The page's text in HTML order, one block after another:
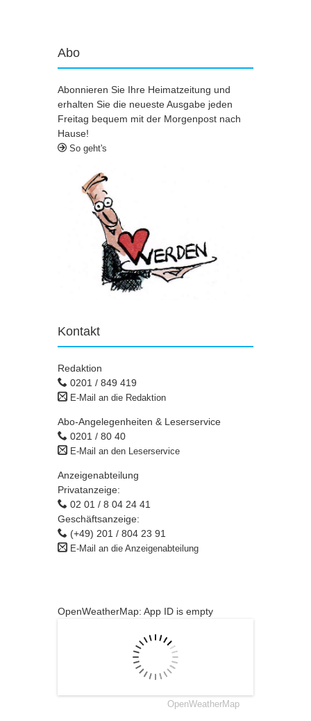
Abo
Abonnieren Sie Ihre Heimatzeitung und
erhalten Sie die neueste Ausgabe jeden
Freitag bequem mit der Morgenpost nach
Hause!
So geht's
Kontakt
Redaktion
0201 / 849 419
E-Mail an die Redaktion
Abo-Angelegenheiten & Leserservice
0201 / 80 40
E-Mail an den Leserservice
Anzeigenabteilung
Privatanzeige:
02 01 / 8 04 24 41
Geschäftsanzeige:
(+49) 201 / 804 23 91
E-Mail an die Anzeigenabteilung
OpenWeatherMap: App ID is empty
OpenWeatherMap